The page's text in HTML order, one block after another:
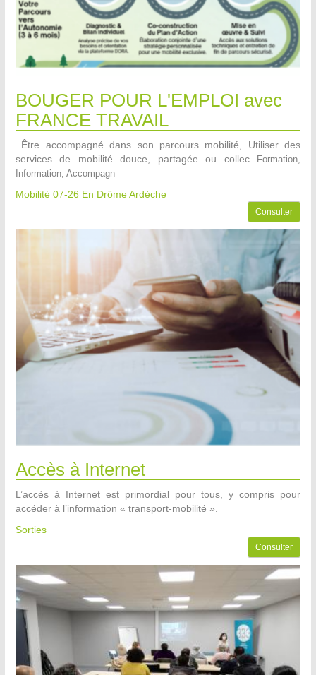
BOUGER POUR L'EMPLOI avec
FRANCE TRAVAIL
Être accompagné dans son parcours mobilité, Utiliser des
services de mobilité douce, partagée ou collec
Formation,
Information, Accompagn
Mobilité 07-26 En Drôme Ardèche
Consulter
Accès à Internet
L’accès à Internet est primordial pour tous, y compris pour
accéder à l’information « transport-mobilité ».
Sorties
Consulter